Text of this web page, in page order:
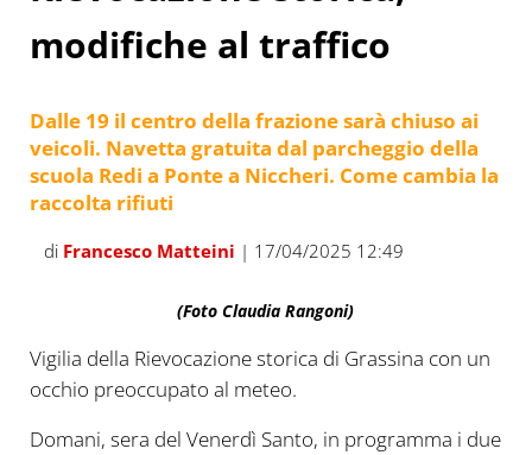
modifiche al traffico
Dalle 19 il centro della frazione sarà chiuso ai
veicoli. Navetta gratuita dal parcheggio della
scuola Redi a Ponte a Niccheri. Come cambia la
raccolta rifiuti
di Francesco Matteini | 17/04/2025 12:49
(Foto Claudia Rangoni)
Vigilia della Rievocazione storica di Grassina con un
occhio preoccupato al meteo.
Domani, sera del Venerdì Santo, in programma i due